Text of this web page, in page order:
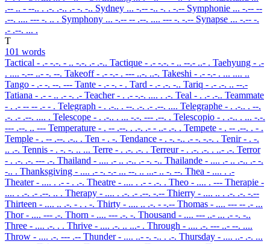
.-- .. - --.. . .-. .-.. .- -. -.. Sydney ... -.-- -.. -. . -.-- Symphonie ... -.-- --
.--. .... --- -. .. . Symphony ... -.-- -- .--. .... --- -. -.-- Synapse ... -.-- -.
.- .--. ... .
T
101 words
Tactical - .- -.-. - .. -.-. .- .-.. Tactique - .- -.-. - .. --.- ..- . Taehyung - .-
. .... -.-- ..- -. --. Takeoff- .- -.- . --- ..-. ..-. Takeshi - .- -.- . ... .... ..
Tango - .- -. --. --- Tante - .- -. - . Tard - .- .-. -.. Tariq - .- .-. .. --.-
Tatiana - .- - .. .- -. .- Teacher- . .- -.-. .... . .-. Teal - . .- .-.. Teammate
- . .- -- -- .- - . Telegraph - . .-.. . --. .-. .- .--. .... Telegraphe - . .-.. . --.
.-. .- .--. .... . Telescope - . .-.. . ... -.-. --- .--. . Telescopio - . .-.. . ... -.-.
--- .--. .. --- Temperature - . -- .--. . .-. .- - ..- .-. . Tempete - . -- .--. . - .
Temple - . -- .--. .-.. . Ten - . -. Tendance - . -. -.. .- -. -.-. . Tenir- . -.
.. .-. Tennis - . -. -. .. ... Terre - . .-. .-. . Terreur- . .-. .-. . ..- .-. Terror
- . .-. .-. --- .-. Thailand - .... .- .. .-.. .- -. -.. Thailande - .... .- .. .-.. .- -.
-.. . Thanksgiving - .... .- -. -.- ... --. .. ...- .. -. --. Thea - .... . .-
Theater- .... . .- - . .-. Theatre - .... . .- - .-. . Theo - .... . --- Therapie -
.... . .-. .- .--. .. . Therapy - .... . .-. .- .--. -.-- Thierry - .... .. . .-. .-. -.--
Thirteen - .... .. .-. - . . -. Thirty - .... .. .-. - -.-- Thomas - .... --- -- .- ...
Thor- .... --- .-. Thorn - .... --- .-. -. Thousand - .... --- ..- ... .- -. -..
Three - .... .-. . . Thrive - .... .-. .. ...- . Through - .... .-. --- ..- --. ....
Throw - .... .-. --- .-- Thunder- .... ..- -. -.. . .-. Thursday - .... ..- .-. ...